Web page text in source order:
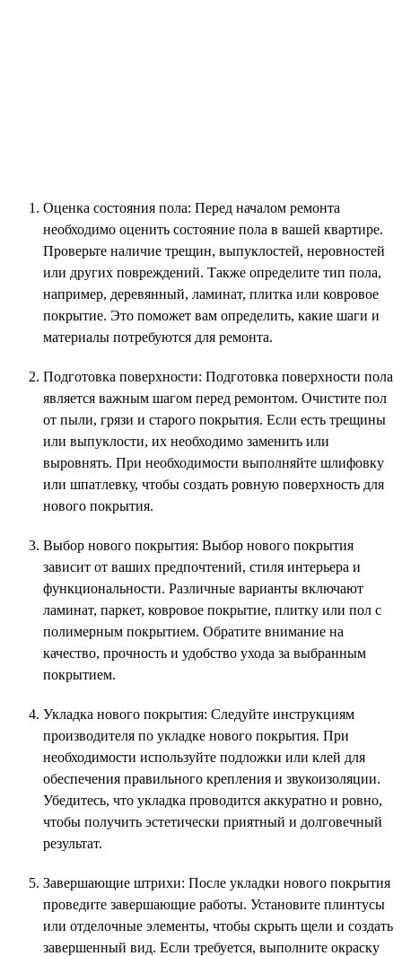
Оценка состояния пола: Перед началом ремонта
необходимо оценить состояние пола в вашей квартире.
Проверьте наличие трещин, выпуклостей, неровностей
или других повреждений. Также определите тип пола,
например, деревянный, ламинат, плитка или ковровое
покрытие. Это поможет вам определить, какие шаги и
материалы потребуются для ремонта.
Подготовка поверхности: Подготовка поверхности пола
является важным шагом перед ремонтом. Очистите пол
от пыли, грязи и старого покрытия. Если есть трещины
или выпуклости, их необходимо заменить или
выровнять. При необходимости выполняйте шлифовку
или шпатлевку, чтобы создать ровную поверхность для
нового покрытия.
Выбор нового покрытия: Выбор нового покрытия
зависит от ваших предпочтений, стиля интерьера и
функциональности. Различные варианты включают
ламинат, паркет, ковровое покрытие, плитку или пол с
полимерным покрытием. Обратите внимание на
качество, прочность и удобство ухода за выбранным
покрытием.
Укладка нового покрытия: Следуйте инструкциям
производителя по укладке нового покрытия. При
необходимости используйте подложки или клей для
обеспечения правильного крепления и звукоизоляции.
Убедитесь, что укладка проводится аккуратно и ровно,
чтобы получить эстетически приятный и долговечный
результат.
Завершающие штрихи: После укладки нового покрытия
проведите завершающие работы. Установите плинтусы
или отделочные элементы, чтобы скрыть щели и создать
завершенный вид. Если требуется, выполните окраску